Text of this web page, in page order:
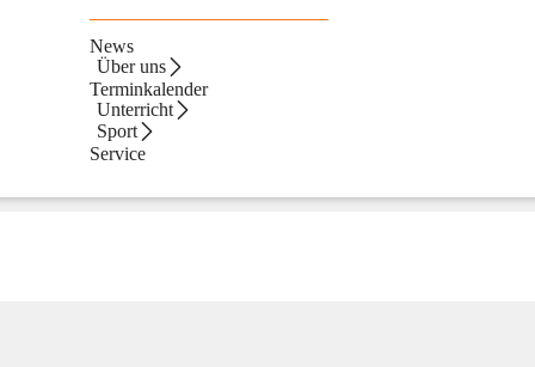
News
Über uns
Terminkalender
Unterricht
Sport
Service